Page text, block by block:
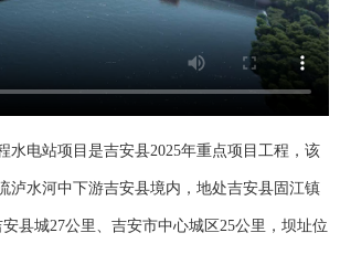
水电站项目是吉安县2025年重点项目工程，该
泸水河中下游吉安县境内，地处吉安县固江镇
县城27公里、吉安市中心城区25公里，坝址位